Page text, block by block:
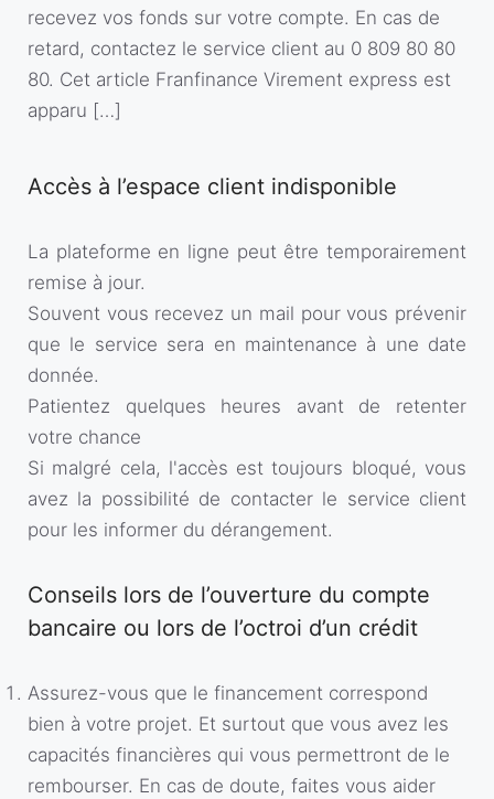
recevez vos fonds sur votre compte. En cas de
retard, contactez le service client au 0 809 80 80
80. Cet article Franfinance Virement express est
apparu […]
Accès à l’espace client indisponible
La plateforme en ligne peut être temporairement
remise à jour.
Souvent vous recevez un mail pour vous prévenir
que le service sera en maintenance à une date
donnée.
Patientez quelques heures avant de retenter
votre chance
Si malgré cela, l'accès est toujours bloqué, vous
avez la possibilité de contacter le service client
pour les informer du dérangement.
Conseils lors de l’ouverture du compte
bancaire ou lors de l’octroi d’un crédit
Assurez-vous que le financement correspond
bien à votre projet. Et surtout que vous avez les
capacités financières qui vous permettront de le
rembourser. En cas de doute, faites vous aider